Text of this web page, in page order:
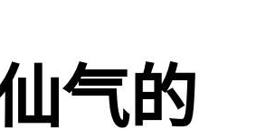
气的